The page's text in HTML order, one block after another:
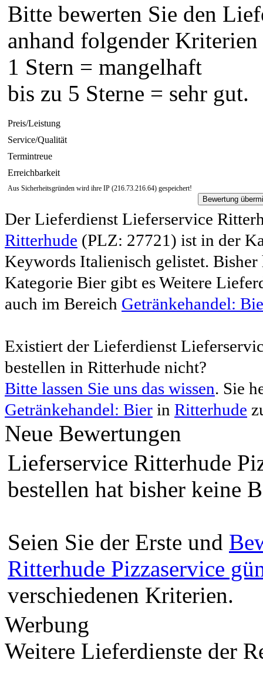
Bitte bewerten Sie den
anhand folgender
1 Stern = mangelhaft
bis zu 5 Sterne = sehr gut.
Preis/Leistung
Service/Qualität
Termintreue
Erreichbarkeit
Aus Sicherheitsgründen wird ihre IP (216.73.216.64) gespeichert!
Der Lieferdienst Lieferservice
Ritterhude (PLZ: 27721) ist in der
Keywords Italienisch gelistet.
Kategorie Bier gibt es Weitere
auch im Bereich Getränkehandel:
Existiert der Lieferdienst
bestellen in Ritterhude nicht?
Bitte lassen Sie uns das wissen. Sie
Getränkehandel: Bier in Ritterhude
Neue Bewertungen
Lieferservice Ritterhude
bestellen hat bisher keine
Seien Sie der Erste und
Ritterhude Pizzaservice
verschiedenen Kriterien.
Werbung
Weitere Lieferdienste der